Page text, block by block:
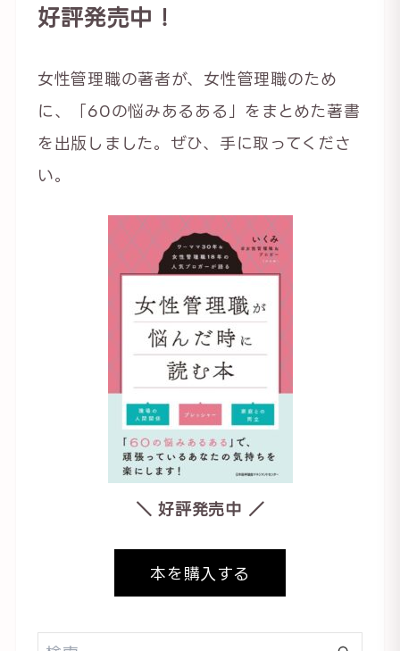
好評発売中！
女性管理職の著者が、女性管理職のため
に、「60の悩みあるある」をまとめた著書
を出版しました。ぜひ、手に取ってくださ
い。
＼ 好評発売中 ／
本を購入する